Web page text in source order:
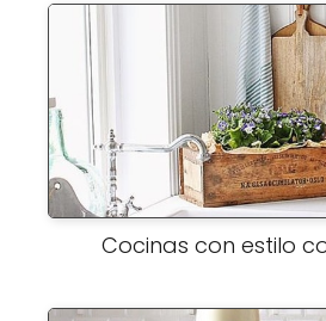
Cocinas con estilo